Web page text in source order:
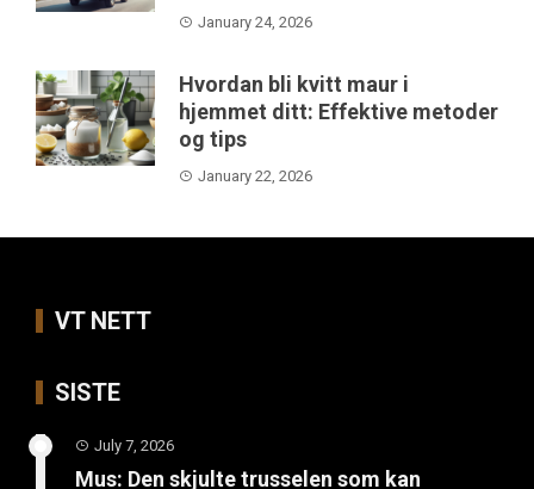
January 24, 2026
Hvordan bli kvitt maur i
hjemmet ditt: Effektive metoder
og tips
January 22, 2026
VT NETT
SISTE
July 7, 2026
Mus: Den skjulte trusselen som kan